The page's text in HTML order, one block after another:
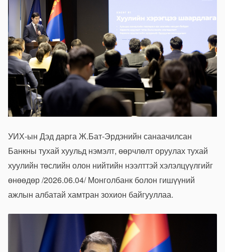
УИХ-ын Дэд дарга Ж.Бат-Эрдэнийн санаачилсан
Банкны тухай хуульд нэмэлт, өөрчлөлт оруулах тухай
хуулийн төслийн олон нийтийн нээлттэй хэлэлцүүлгийг
өнөөдөр /2026.06.04/ Монголбанк болон гишүүний
ажлын албатай хамтран зохион байгууллаа.